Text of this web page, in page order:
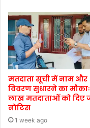
मतदाता सूची में नाम और
विवरण सुधारने का
लाख मतदाताओं को दिए
नोटिस
1 week ago